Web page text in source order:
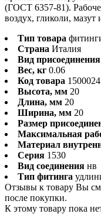
(ГОСТ 6357-81).
воздух, гликоли,
Тип товара
Страна Италия
Вид присоединения
Вес, кг 0.06
Код товара 1500024
Высота, мм 20
Длина, мм 20
Ширина, мм 20
Размер
Максимальная
Материал
Серия 1530
Вид соединения нв
Тип фитинга
Отзывы к товару Вы
после покупки.
К этому товару пока